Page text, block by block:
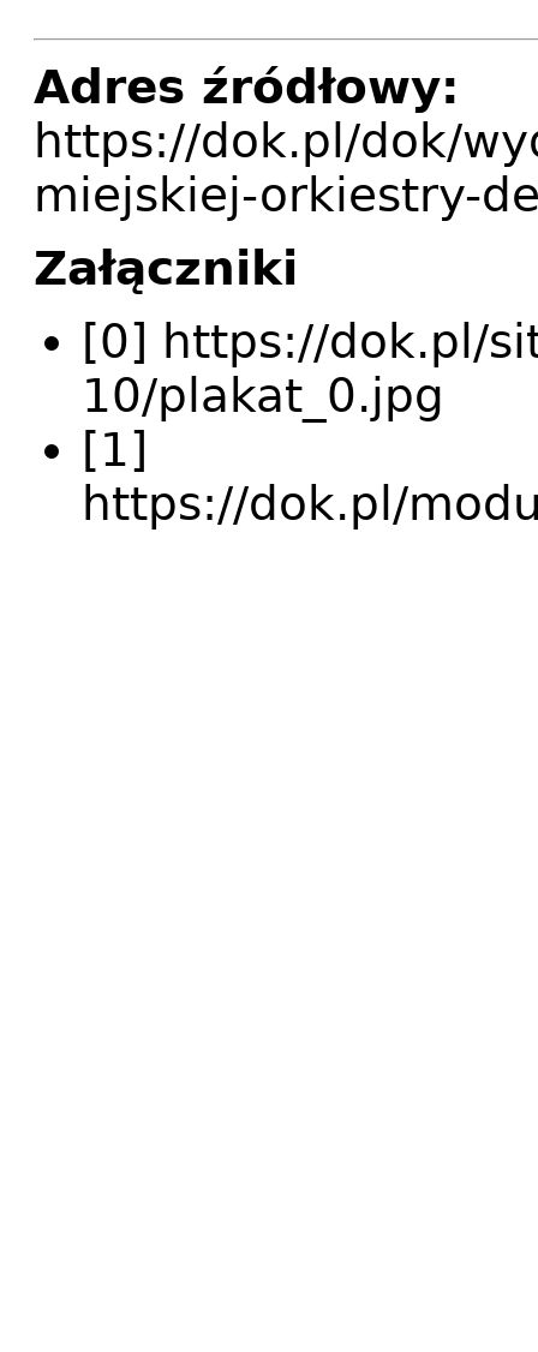
Adres źródłowy:
https://dok.pl/dok/
miejskiej-orkiestry-
Załączniki
[0] https://dok.pl/
10/plakat_0.jpg
[1]
https://dok.pl/